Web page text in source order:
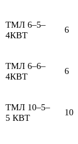
ТМЛ 6–5–
4КВТ
6
ТМЛ 6–6–
4КВТ
6
ТМЛ 10–5–
5 КВТ
10